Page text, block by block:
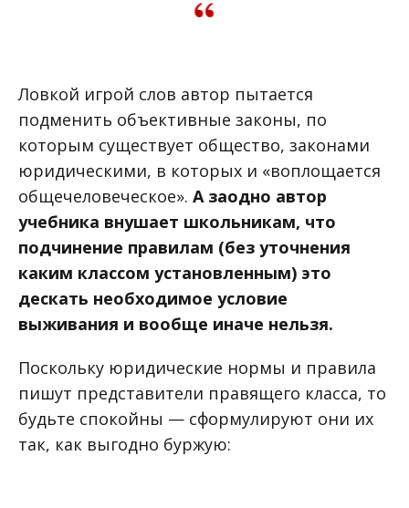
Ловкой игрой слов автор пытается
подменить объективные законы, по
которым существует общество, законами
юридическими, в которых и «воплощается
общечеловеческое». А заодно автор
учебника внушает школьникам, что
подчинение правилам (без уточнения
каким классом установленным) это
дескать необходимое условие
выживания и вообще иначе нельзя.
Поскольку юридические нормы и правила
пишут представители правящего класса, то
будьте спокойны — сформулируют они их
так, как выгодно буржую: